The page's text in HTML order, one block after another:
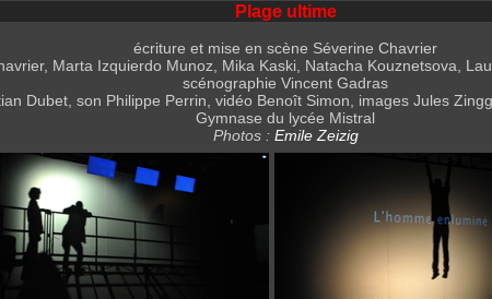
Plage ultime
écriture et mise en scène Séverine Chavrier
Marta Izquierdo Munoz, Mika Kaski, Natacha Kouznetsova,
scénographie Vincent Gadras
Dubet, son Philippe Perrin, vidéo Benoît Simon, images Jules
Gymnase du lycée Mistral
Photos : Emile Zeizig